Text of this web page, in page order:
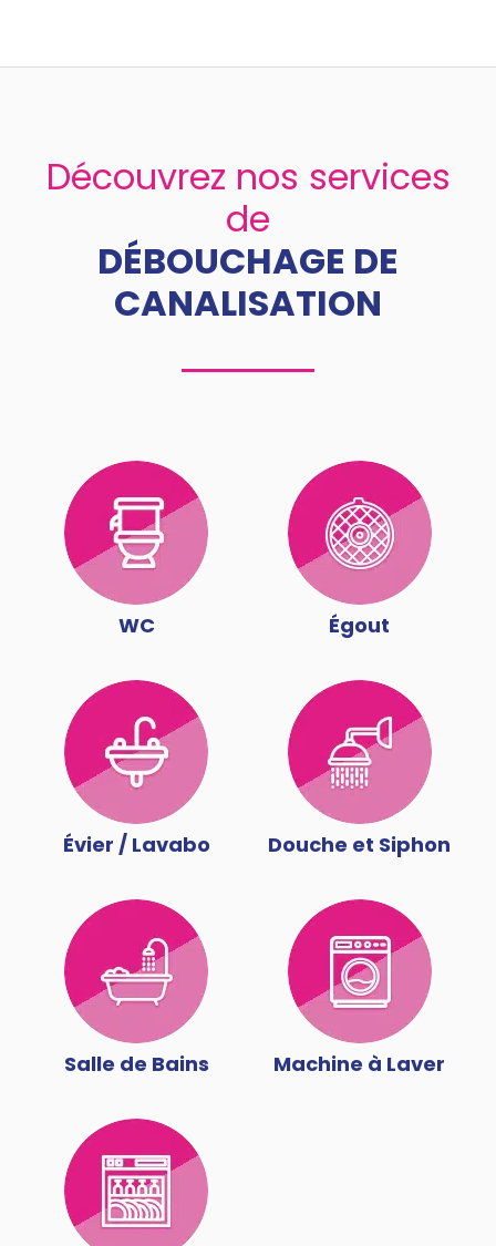
Découvrez nos services
de
DÉBOUCHAGE DE
CANALISATION
WC Égout
Évier / Lavabo Douche et Siphon
Salle de Bains Machine à Laver